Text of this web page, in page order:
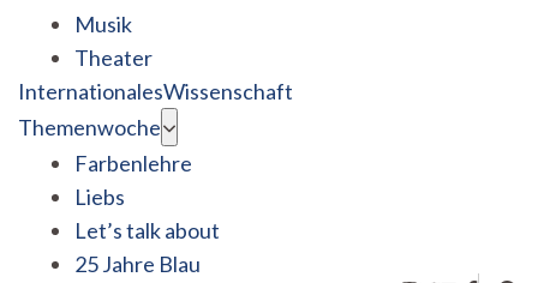
Musik
Theater
InternationalesWissenschaft
Themenwoche
Farbenlehre
Liebs
Let’s talk about
25 Jahre Blau